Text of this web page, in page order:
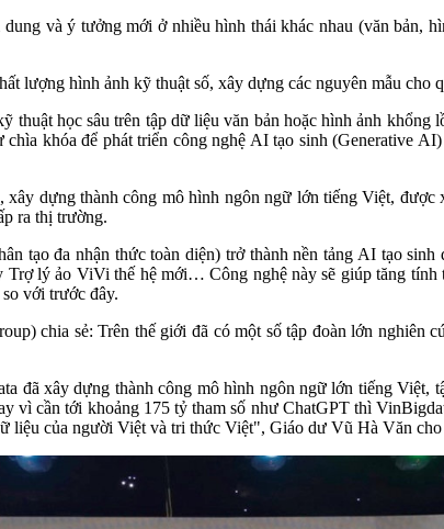
và ý tưởng mới ở nhiều hình thái khác nhau (văn bản,
lượng hình ảnh kỹ thuật số, xây dựng các nguyên mẫu cho
học sâu trên tập dữ liệu văn bản hoặc hình ảnh
khóa để phát triển công nghệ AI tạo sinh (Generative
dựng thành công mô hình ngôn ngữ lớn tiếng Việt,
ra thị trường.
tạo đa nhận thức toàn diện) trở thành nền tảng AI tạo
lý ảo ViVi thế hệ mới… Công nghệ này sẽ giúp tăng
với trước đây.
chia sẻ: Trên thế giới đã có một số tập đoàn lớn nghiên
đã xây dựng thành công mô hình ngôn ngữ lớn tiếng Việt,
vì cần tới khoảng 175 tỷ tham số như ChatGPT thì
liệu của người Việt và tri thức Việt", Giáo dư Vũ Hà Văn cho